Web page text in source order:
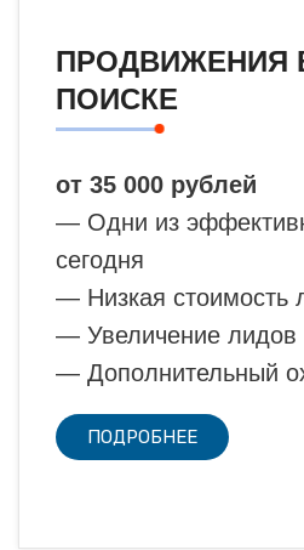
ПРОДВИЖЕНИЯ
ПОИСКЕ
от 35 000 рублей
— Одни из
сегодня
— Низкая стоимость
— Увеличение лидов
— Дополнительный
ПОДРОБНЕЕ